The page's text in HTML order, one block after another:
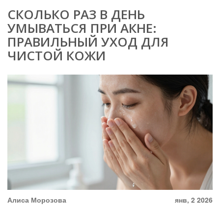
СКОЛЬКО РАЗ В ДЕНЬ
УМЫВАТЬСЯ ПРИ АКНЕ:
ПРАВИЛЬНЫЙ УХОД ДЛЯ
ЧИСТОЙ КОЖИ
Алиса Морозова
янв, 2 2026